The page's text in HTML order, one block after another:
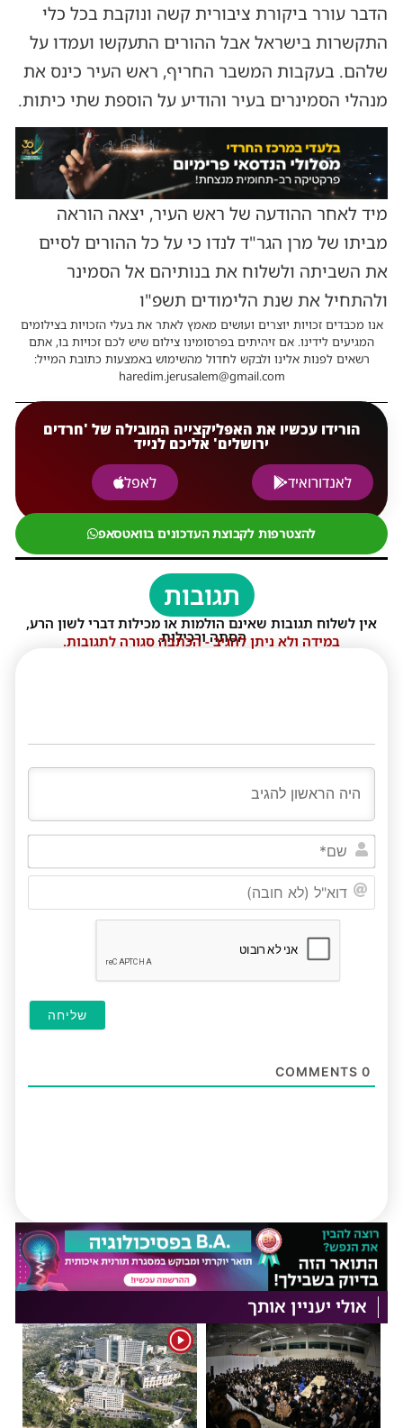
הדבר עורר ביקורת ציבורית קשה ונוקבת בכל כלי
התקשרות בישראל אבל ההורים התעקשו ועמדו על
שלהם. בעקבות המשבר החריף, ראש העיר כינס את
מנהלי הסמינרים בעיר והודיע על הוספת שתי כיתות.
מיד לאחר ההודעה של ראש העיר, יצאה הוראה
מביתו של מרן הגר"ד לנדו כי על כל ההורים לסיים
את השביתה ולשלוח את בנותיהם אל הסמינר
ולהתחיל את שנת הלימודים תשפ"ו
אנו מכבדים זכויות יוצרים ועושים מאמץ לאתר את בעלי הזכויות בצילומים
המגיעים לידינו. אם זיהיתים בפרסומינו צילום שיש לכם זכויות בו, אתם
רשאים לפנות אלינו ולבקש לחדול מהשימוש באמצעות כתובת המייל:
haredim.jerusalem@gmail.com
הורידו עכשיו את האפליקצייה המובילה של 'חרדים
ירושלים' אליכם לנייד
לאנדורואיד
לאפל
להצטרפות לקבוצת העדכונים בוואטסאפ
תגובות
אין לשלוח תגובות שאינם הולמות או מכילות דברי לשון הרע,
הסתה ורכילות.
במידה ולא ניתן להגיב - הכתבה סגורה לתגובות.
שם*
0
אולי יעניין אותך
1